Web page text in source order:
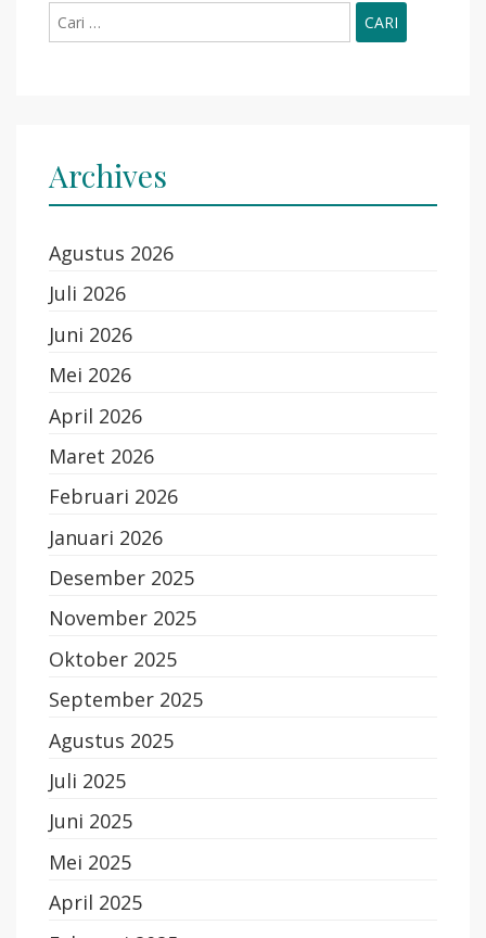
untuk:
Archives
Agustus 2026
Juli 2026
Juni 2026
Mei 2026
April 2026
Maret 2026
Februari 2026
Januari 2026
Desember 2025
November 2025
Oktober 2025
September 2025
Agustus 2025
Juli 2025
Juni 2025
Mei 2025
April 2025